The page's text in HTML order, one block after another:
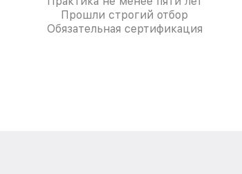
Прошли строгий отбор
Обязательная сертификация